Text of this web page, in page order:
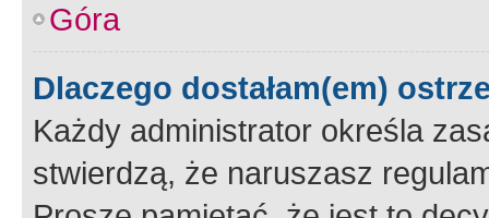
Góra
Dlaczego dostałam(em)
Każdy administrator określa
stwierdzą, że naruszasz